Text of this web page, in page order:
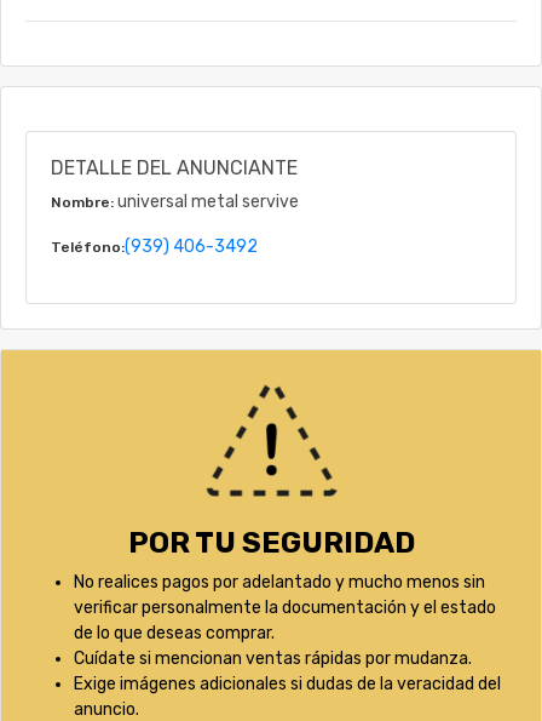
DETALLE DEL ANUNCIANTE
Nombre: universal metal servive
Teléfono:(939) 406-3492
POR TU SEGURIDAD
No realices pagos por adelantado y mucho menos sin
verificar personalmente la documentación y el estado
de lo que deseas comprar.
Cuídate si mencionan ventas rápidas por mudanza.
Exige imágenes adicionales si dudas de la veracidad del
anuncio.